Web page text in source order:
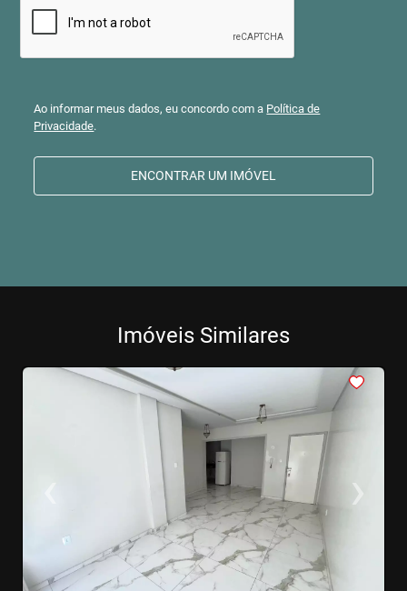
Ao informar meus dados, eu concordo com a Política de
Privacidade.
ENCONTRAR UM IMÓVEL
Imóveis Similares
<
‹ ›